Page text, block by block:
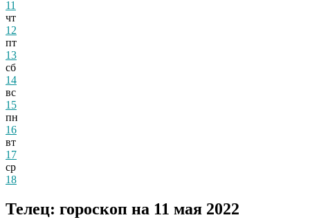
11
чт
12
пт
13
сб
14
вс
15
пн
16
вт
17
ср
18
Телец: гороскоп на 11 мая 2022